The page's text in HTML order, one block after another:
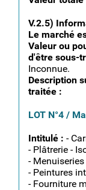
V.2.5)
Le marché
Valeur ou
d'être sous-
Inconnue.
Description
traitée :
LOT N°4 /
Intitulé : -
- Plâtrerie -
-
- Peintures
- Fourniture